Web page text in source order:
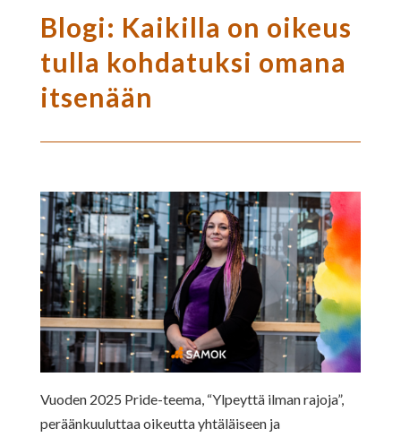
Blogi: Kaikilla on oikeus
tulla kohdatuksi omana
itsenään
Vuoden 2025 Pride-teema, “Ylpeyttä ilman rajoja”,
peräänkuuluttaa oikeutta yhtäläiseen ja